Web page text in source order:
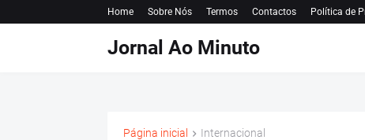
Home Sobre Nós Termos Contactos Política de
Jornal Ao Minuto
Página inicial Internacional